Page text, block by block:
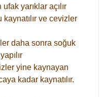
yarıklar açılır
ve cevizler
daha sonra soğuk
yine kaynayan
kadar kaynatılır.